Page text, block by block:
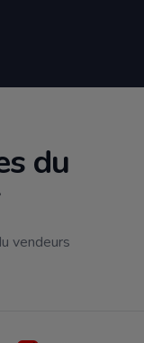
du
vendeurs